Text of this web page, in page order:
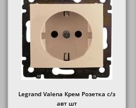
Legrand Valena Крем Розетка с/з
авт шт